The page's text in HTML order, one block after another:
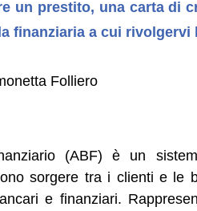
un prestito, una carta di
finanziaria a cui
Folliero
(ABF) è un
sorgere tra i clienti e le
e finanziari.